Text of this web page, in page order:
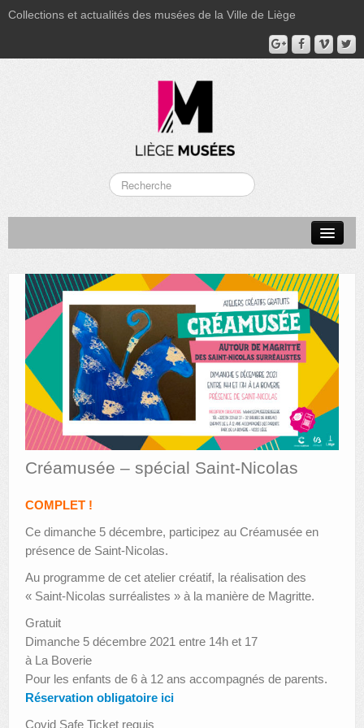
Collections et actualités des musées de la Ville de Liège
MUSÉE GRÉTRY
MUSÉE DU LUMINAIRE
FONDS PATRIMONIAUX
AUTRES LIEUX
ANIMATIONS DES MUSÉES
PUBLICATIONS
LE PORTAIL DES COLLECTIONS
Créamusée – spécial Saint-Nicolas
COMPLET !
Ce dimanche 5 décembre, participez au Créamusée en
présence de Saint-Nicolas.
Au programme de cet atelier créatif, la réalisation des
« Saint-Nicolas surréalistes » à la manière de Magritte.
Gratuit
Dimanche 5 décembre 2021 entre 14h et 17
à La Boverie
Pour les enfants de 6 à 12 ans accompagnés de parents.
Réservation obligatoire ici
Covid Safe Ticket requis